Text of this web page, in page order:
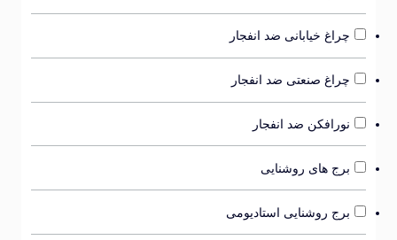
چراغ خیابانی ضد انفجار
چراغ صنعتی ضد انفجار
نورافکن ضد انفجار
برج های روشنایی
برج روشنایی استادیومی